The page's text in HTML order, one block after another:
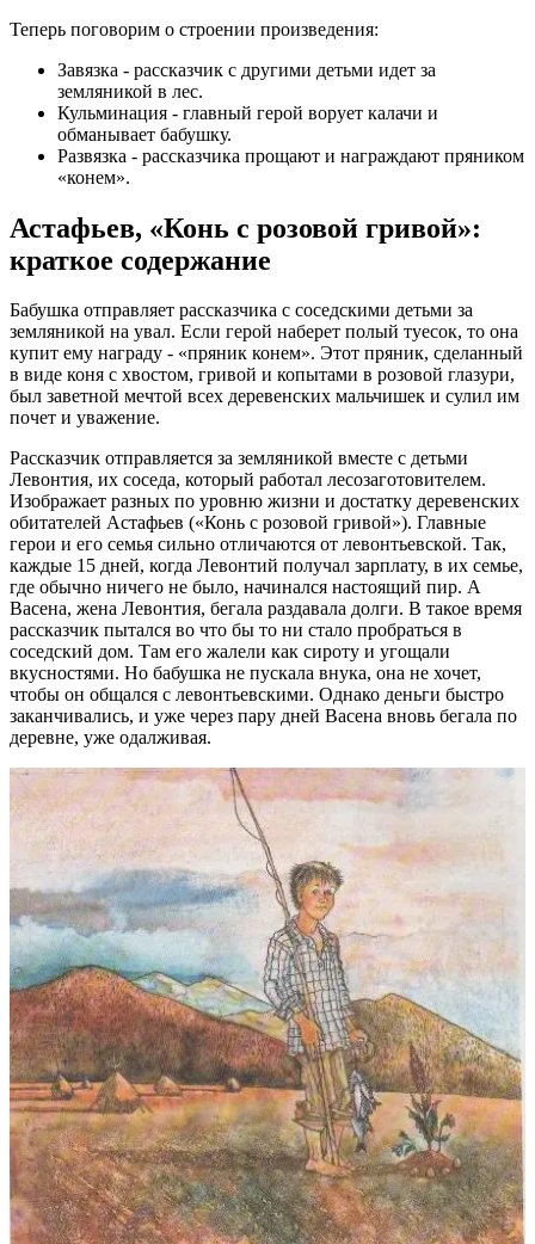
Теперь поговорим о строении произведения:
Завязка - рассказчик с другими детьми идет за
земляникой в лес.
Кульминация - главный герой ворует калачи и
обманывает бабушку.
Развязка - рассказчика прощают и награждают пряником
«конем».
Астафьев, «Конь с розовой гривой»:
краткое содержание
Бабушка отправляет рассказчика с соседскими детьми за
земляникой на увал. Если герой наберет полый туесок, то она
купит ему награду - «пряник конем». Этот пряник, сделанный
в виде коня с хвостом, гривой и копытами в розовой глазури,
был заветной мечтой всех деревенских мальчишек и сулил им
почет и уважение.
Рассказчик отправляется за земляникой вместе с детьми
Левонтия, их соседа, который работал лесозаготовителем.
Изображает разных по уровню жизни и достатку деревенских
обитателей Астафьев («Конь с розовой гривой»). Главные
герои и его семья сильно отличаются от левонтьевской. Так,
каждые 15 дней, когда Левонтий получал зарплату, в их семье,
где обычно ничего не было, начинался настоящий пир. А
Васена, жена Левонтия, бегала раздавала долги. В такое время
рассказчик пытался во что бы то ни стало пробраться в
соседский дом. Там его жалели как сироту и угощали
вкусностями. Но бабушка не пускала внука, она не хочет,
чтобы он общался с левонтьевскими. Однако деньги быстро
заканчивались, и уже через пару дней Васена вновь бегала по
деревне, уже одалживая.